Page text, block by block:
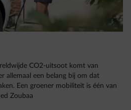
CO2-uitsoot komt van
allemaal een belang bij om dat
Een groener mobiliteit is één van
Zoubaa